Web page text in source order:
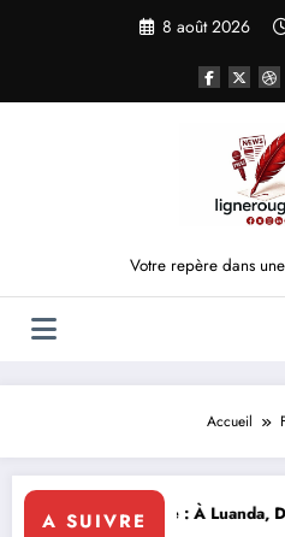
8 août 2026
Votre repère dans
Accueil
A SUIVRE
CÉRÉMONIEd’influence : À Luanda,